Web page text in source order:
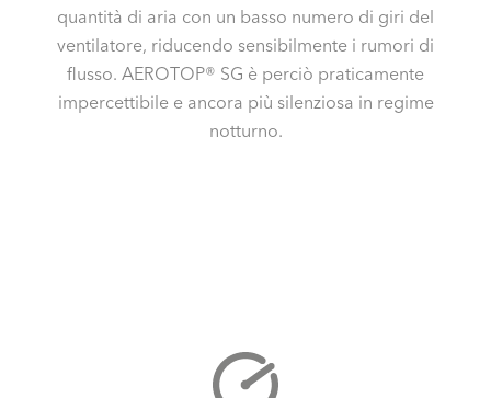
quantità di aria con un basso numero di giri del
ventilatore, riducendo sensibilmente i rumori di
flusso. AEROTOP® SG è perciò praticamente
impercettibile e ancora più silenziosa in regime
notturno.